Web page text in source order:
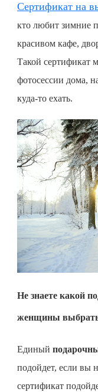
Сертификат на
кто любит зимние
красивом кафе,
Такой сертификат
фотосессии дома,
куда-то ехать.
Не знаете какой
женщины
Единый
подойдет, если вы
сертификат